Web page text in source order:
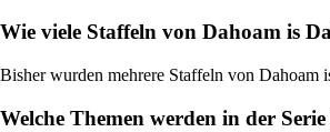
Wie viele Staffeln von Dahoam is
Bisher wurden mehrere Staffeln von Dahoam
Welche Themen werden in der